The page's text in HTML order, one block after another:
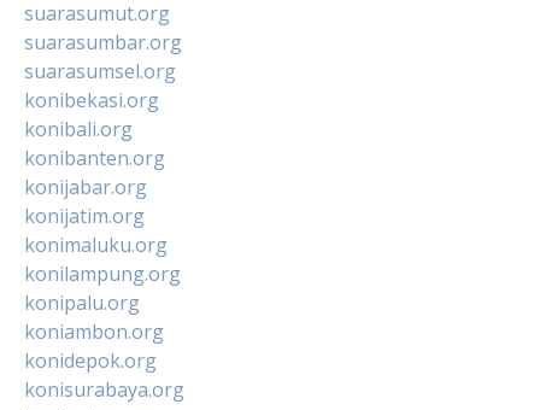
suarasumut.org
suarasumbar.org
suarasumsel.org
konibekasi.org
konibali.org
konibanten.org
konijabar.org
konijatim.org
konimaluku.org
konilampung.org
konipalu.org
koniambon.org
konidepok.org
konisurabaya.org